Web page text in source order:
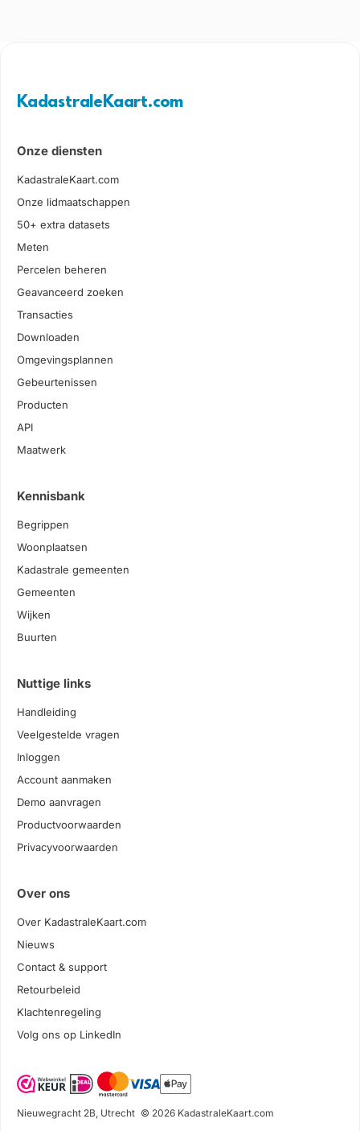
KadastraleKaart.com
Onze diensten
KadastraleKaart.com
Onze lidmaatschappen
50+ extra datasets
Meten
Percelen beheren
Geavanceerd zoeken
Transacties
Downloaden
Omgevingsplannen
Gebeurtenissen
Producten
API
Maatwerk
Kennisbank
Begrippen
Woonplaatsen
Kadastrale gemeenten
Gemeenten
Wijken
Buurten
Nuttige links
Handleiding
Veelgestelde vragen
Inloggen
Account aanmaken
Demo aanvragen
Productvoorwaarden
Privacyvoorwaarden
Over ons
Over KadastraleKaart.com
Nieuws
Contact & support
Retourbeleid
Klachtenregeling
Volg ons op LinkedIn
Nieuwegracht 2B, Utrecht © 2026 KadastraleKaart.com